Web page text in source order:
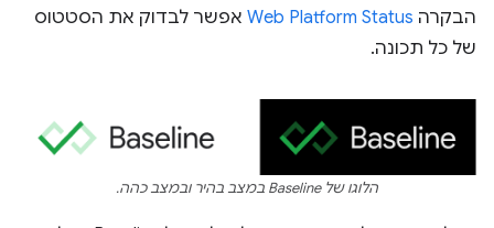
הבקרה Web Platform Status אפשר לבדוק את הסטטוס
של כל תכונה.
הלוגו של Baseline במצב בהיר ובמצב כהה.